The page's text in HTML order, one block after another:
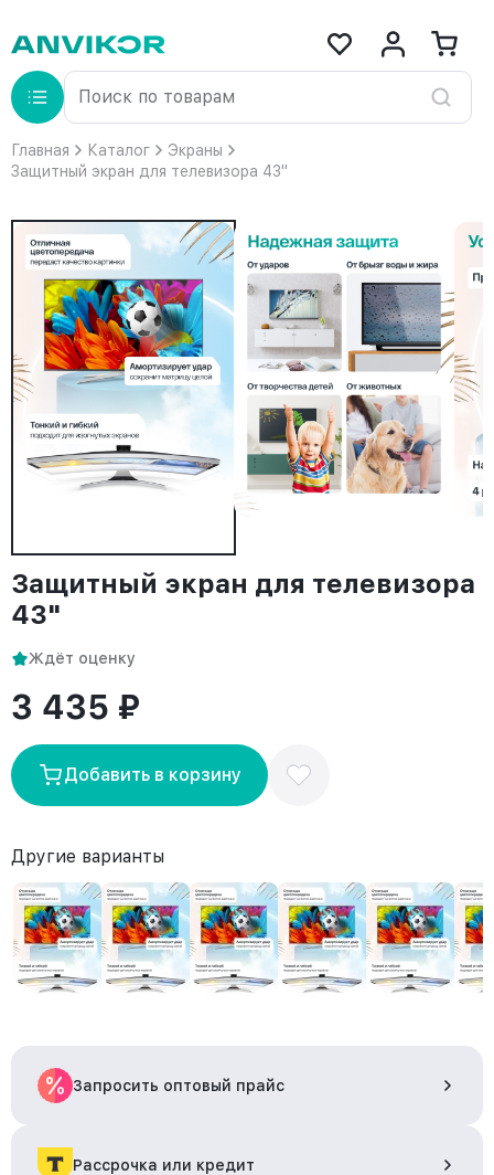
Главная Каталог
Экраны
Защитный экран для телевизора 43"
Защитный экран для телевизора
43"
Ждёт оценку
3 435 ₽
Добавить в корзину
Другие варианты
Запросить оптовый прайс
Рассрочка или кредит